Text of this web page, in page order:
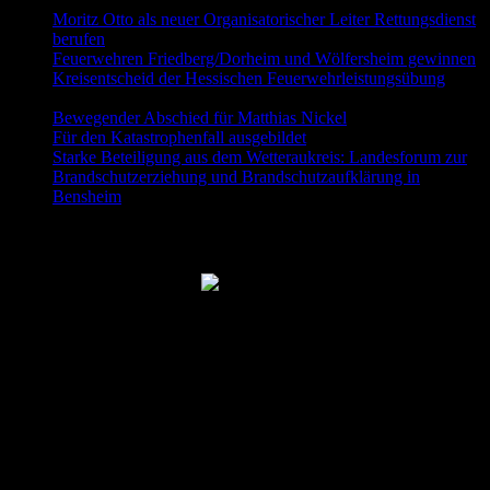
Moritz Otto als neuer Organisatorischer Leiter Rettungsdienst
berufen
Feuerwehren Friedberg/Dorheim und Wölfersheim gewinnen
Kreisentscheid der Hessischen Feuerwehrleistungsübung
Bewegender Abschied für Matthias Nickel
Für den Katastrophenfall ausgebildet
Starke Beteiligung aus dem Wetteraukreis: Landesforum zur
Brandschutzerziehung und Brandschutzaufklärung in
Bensheim